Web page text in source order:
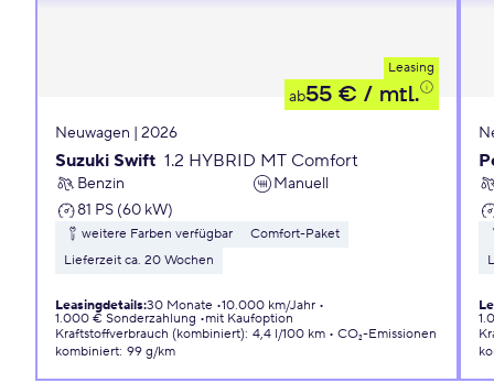
Leasing
ab55 € / mtl.
Neuwagen | 2026
Suzuki Swift 1.2 HYBRID MT Comfort
Benzin
Manuell
81 PS (60 kW)
weitere Farben verfügbar
Comfort-Paket
Lieferzeit ca. 20 Wochen
Leasingdetails:30 Monate 10.000 km/Jahr
1.000 € Sonderzahlung
mit Kaufoption
Kraftstoffverbrauch (kombiniert): 4,4 l/100 km
CO₂-Emissionen
kombiniert: 99 g/km